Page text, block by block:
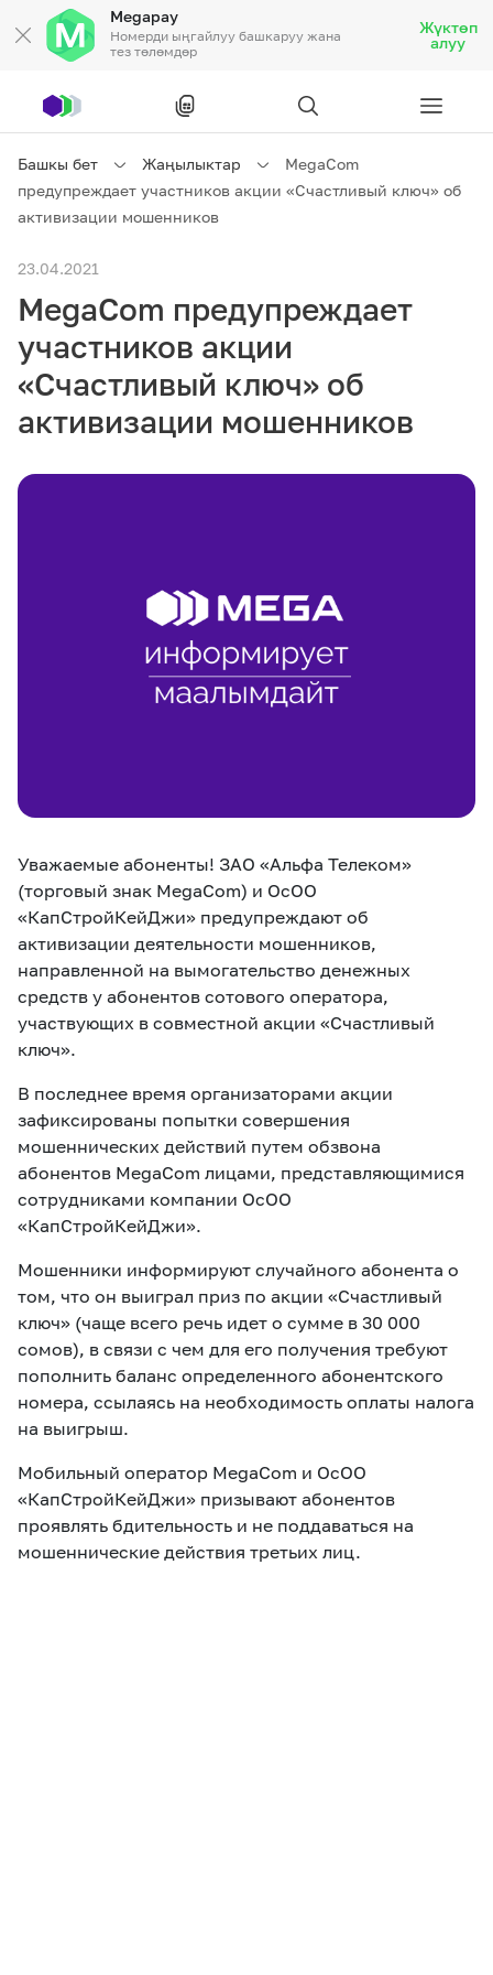
Megapay
Номерди ыңгайлуу башкаруу жана
тез төлөмдөр
Жүктөп
алуу
Жеке кардарларга
Ишкердик үчүн
Байланыш
Тарифтер Акциялар Роуминг
Көңүл ачуучу
SMS
Өнөктөштөргө
Офис картасы
MegaTV MegaPay MegaKassa
Башкы бет Жаңылыктар
MegaCom
предупреждает участников акции «Счастливый ключ» об
активизации мошенников
23.04.2021
MegaCom предупреждает
участников акции
«Счастливый ключ» об
активизации мошенников
Уважаемые абоненты! ЗАО «Альфа Телеком»
(торговый знак MegaCom) и ОсОО
«КапСтройКейДжи» предупреждают об
активизации деятельности мошенников,
направленной на вымогательство денежных
средств у абонентов сотового оператора,
участвующих в совместной акции «Счастливый
ключ».
В последнее время организаторами акции
зафиксированы попытки совершения
мошеннических действий путем обзвона
абонентов MegaCom лицами, представляющимися
сотрудниками компании ОсОО
«КапСтройКейДжи».
Мошенники информируют случайного абонента о
том, что он выиграл приз по акции «Счастливый
ключ» (чаще всего речь идет о сумме в 30 000
сомов), в связи с чем для его получения требуют
пополнить баланс определенного абонентского
номера, ссылаясь на необходимость оплаты налога
на выигрыш.
Мобильный оператор MegaCom и ОсОО
«КапСтройКейДжи» призывают абонентов
проявлять бдительность и не поддаваться на
мошеннические действия третьих лиц.